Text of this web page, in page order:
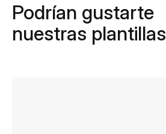
Podrían gustarte
nuestras plantillas